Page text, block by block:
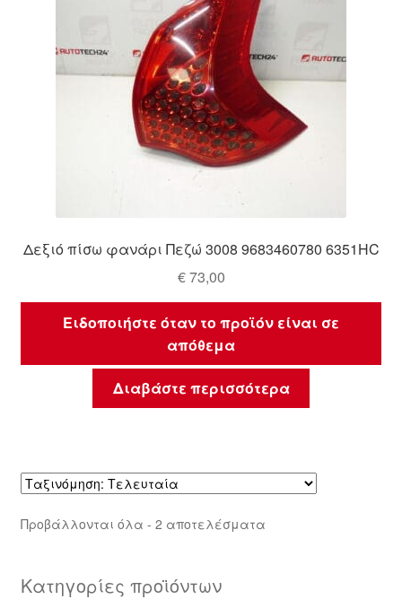
Δεξιό πίσω φανάρι Πεζώ 3008 9683460780 6351HC
€73,00
Ειδοποιήστε όταν το προϊόν είναι σε
απόθεμα
Διαβάστε περισσότερα
Προβάλλονται όλα - 2 αποτελέσματαSorted
Κατηγορίες προϊόντων